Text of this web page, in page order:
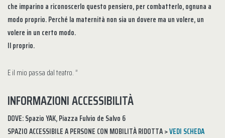
che imparino a riconoscerlo questo pensiero, per combatterlo, ognuna a
modo proprio. Perché la maternità non sia un dovere ma un volere, un
volere in un certo modo.
Il proprio.
E il mio passa dal teatro. ”
INFORMAZIONI ACCESSIBILITÀ
DOVE: Spazio YAK, Piazza Fulvio de Salvo 6
SPAZIO ACCESSIBILE A PERSONE CON MOBILITÀ RIDOTTA >VEDI SCHEDA